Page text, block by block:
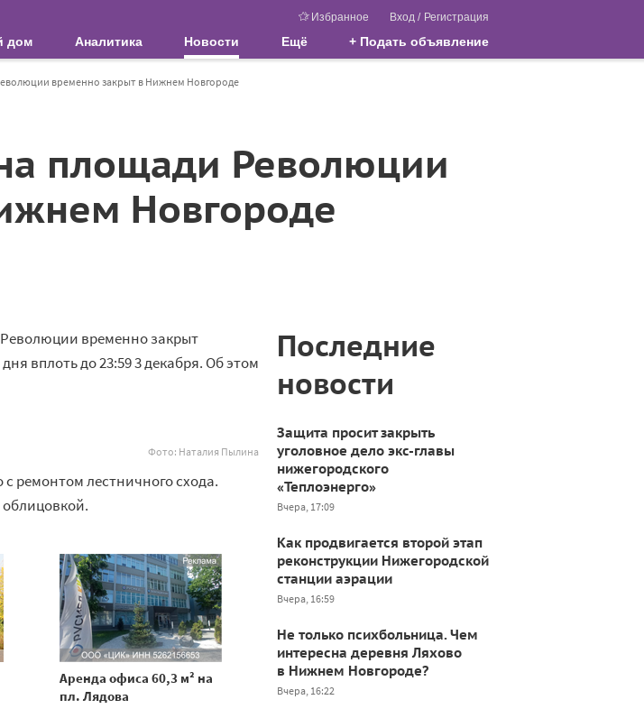
Избранное Вход / Регистрация
дом Аналитика Новости Ещё + Подать объявление
временно закрыт в Нижнем Новгороде
площади Революции
Новгороде
временно закрыт
вплоть до 23:59 3 декабря. Об этом
Фото: Наталия Пылина
ремонтом лестничного схода.
Аренда офиса 60,3 м² на
пл. Лядова
Последние
новости
Защита просит закрыть
уголовное дело экс-главы
нижегородского
«Теплоэнерго»
Вчера, 17:09
Как продвигается второй этап
реконструкции Нижегородской
станции аэрации
Вчера, 16:59
Не только психбольница. Чем
интересна деревня Ляхово
в Нижнем Новгороде?
Вчера, 16:22